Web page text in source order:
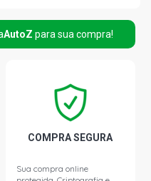
AutoZ para sua compra!
COMPRA SEGURA
Sua compra online